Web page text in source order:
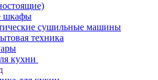
шкафы
сушильные машины
техника
кухни